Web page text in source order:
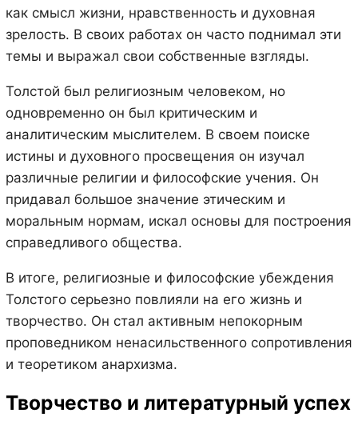
как смысл жизни, нравственность и духовная
зрелость. В своих работах он часто поднимал эти
темы и выражал свои собственные взгляды.
Толстой был религиозным человеком, но
одновременно он был критическим и
аналитическим мыслителем. В своем поиске
истины и духовного просвещения он изучал
различные религии и философские учения. Он
придавал большое значение этическим и
моральным нормам, искал основы для построения
справедливого общества.
В итоге, религиозные и философские убеждения
Толстого серьезно повлияли на его жизнь и
творчество. Он стал активным непокорным
проповедником ненасильственного сопротивления
и теоретиком анархизма.
Творчество и литературный успех